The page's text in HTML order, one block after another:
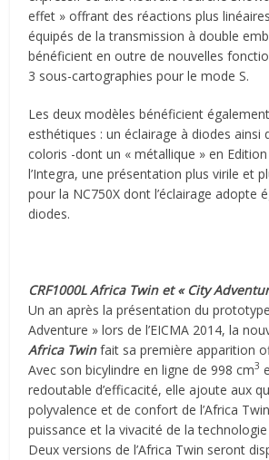
effet » offrant des réactions plus
équipés de la transmission à double
bénéficient en outre de nouvelles
3 sous-cartographies pour le mode S.
Les deux modèles bénéficient
esthétiques : un éclairage à diodes ainsi
coloris -dont un « métallique » en
l’Integra, une présentation plus virile et
pour la NC750X dont l’éclairage adopte
diodes.
CRF1000L Africa Twin et « City
Un an après la présentation du
Adventure » lors de l’EICMA 2014, la
Africa Twinfait sa première apparition
Avec son bicylindre en ligne de 998 cm3
redoutable d’efficacité, elle ajoute aux
polyvalence et de confort de l’Africa
puissance et la vivacité de la
Deux versions de l’Africa Twin seront